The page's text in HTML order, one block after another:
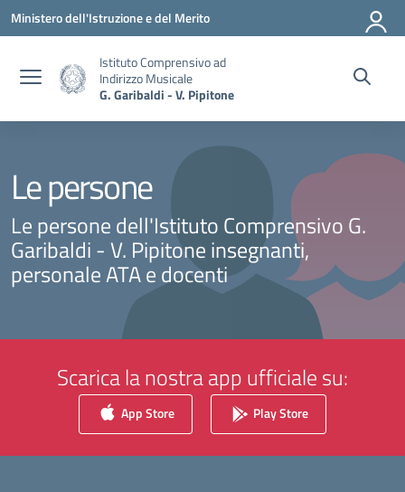
Vai ai contenuti
Vai al menu di navigazione
Vai al footer
Ministero dell'Istruzione e del Merito
Istituto Comprensivo ad
Indirizzo Musicale
G. Garibaldi - V. Pipitone
Le persone
Le persone dell'Istituto Comprensivo G.
Garibaldi - V. Pipitone insegnanti,
personale ATA e docenti
Scarica la nostra app ufficiale su:
App Store Play Store